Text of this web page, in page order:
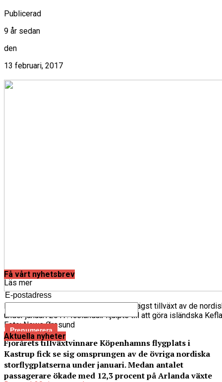
Publicerad
9 år sedan
den
13 februari, 2017
Köpenhamns flygplats i Kastrup hade lägst tillväxt av de
under januari 2017. Icelandair hjälpte till att göra isländska
Foto: News Øresund
Fjorårets tillväxtvinnare Köpenhamns flygplats i
Kastrup fick se sig omsprungen av de övriga nordiska
storflygplatserna under januari. Medan antalet
passagerare ökade med 12,3 procent på Arlanda växte
Läs mer
Få vårt nyhetsbrev
E-postadress
Aktuella nyheter